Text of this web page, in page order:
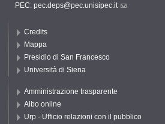
PEC: pec.deps@pec.unisipec.it
Credits
Mappa
Presidio di San Francesco
Università di Siena
Amministrazione trasparente
Albo online
Urp - Ufficio relazioni con il pubblico